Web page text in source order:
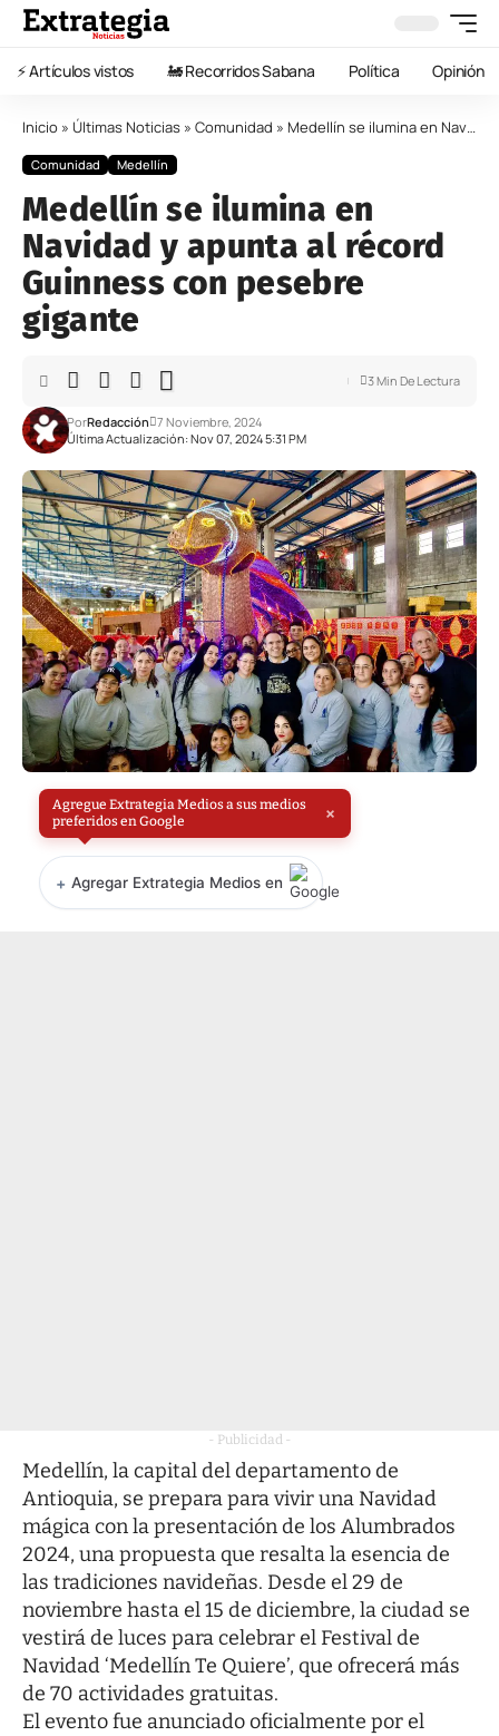
⚡️ Artículos vistos 🚂 Recorridos Sabana Política Opinión
Inicio » Últimas Noticias » Comunidad » Medellín se ilumina en Navidad y apunta al récord Guinness con pesebre gigante
Comunidad Medellín
Medellín se ilumina en
Navidad y apunta al récord
Guinness con pesebre
gigante
Última Actualización: Nov 07, 2024 5:31 PM
PorRedacción 7 Noviembre, 2024
3 Min De Lectura
Agregue Extrategia Medios a sus medios
preferidos en Google
×
+ Agregar Extrategia Medios en
- Publicidad -
Medellín, la capital del departamento de
Antioquia, se prepara para vivir una Navidad
mágica con la presentación de los Alumbrados
2024, una propuesta que resalta la esencia de
las tradiciones navideñas. Desde el 29 de
noviembre hasta el 15 de diciembre, la ciudad se
vestirá de luces para celebrar el Festival de
Navidad ‘Medellín Te Quiere’, que ofrecerá más
de 70 actividades gratuitas.
El evento fue anunciado oficialmente por el